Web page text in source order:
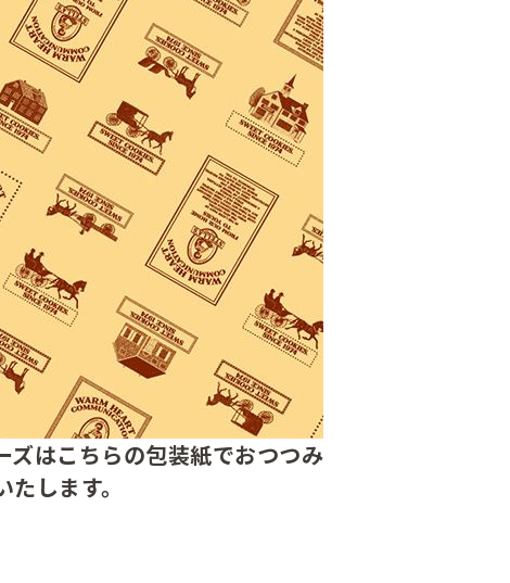
ズはこちらの包装紙でおつつみ
たします。